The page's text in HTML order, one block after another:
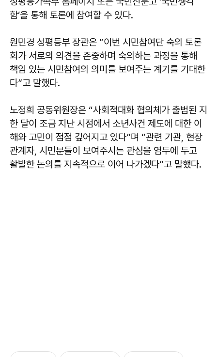
함’을 통해 토론에 참여할 수 있다.
원민경 성평등부 장관은 “이번 시민참여단 숙의 토론
회가 서로의 의견을 존중하며 숙의하는 과정을 통해
책임 있는 시민참여의 의미를 보여주는 계기를 기대한
다”고 말했다.
노정희 공동위원장은 “사회적대화 협의체가 출범된 지
한 달이 조금 지난 시점에서 소년사건 제도에 대한 이
해와 고민이 점점 깊어지고 있다”며 “관련 기관, 현장
관계자, 시민분들이 보여주시는 관심을 염두에 두고
활발한 논의를 지속적으로 이어 나가겠다”고 말했다.